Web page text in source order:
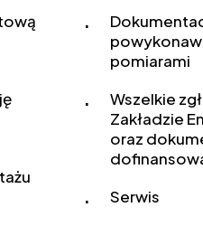
pomiarami
Wszelkie
Zakładzie
oraz
Serwis